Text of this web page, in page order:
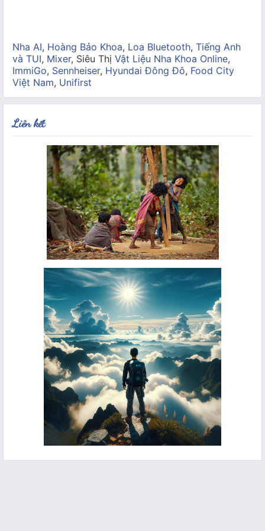
Nha AI, Hoàng Bảo Khoa, Loa Bluetooth, Tiếng Anh
và TUI, Mixer, Siêu Thị Vật Liệu Nha Khoa Online,
ImmiGo, Sennheiser, Hyundai Đông Đô, Food City
Việt Nam, Unifirst
Liên kết